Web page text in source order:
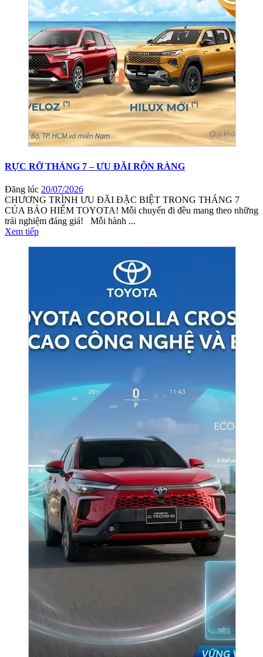
RỰC RỠ THÁNG 7 – ƯU ĐÃI RỘN RÀNG
Đăng lúc 20/07/2026
CHƯƠNG TRÌNH ƯU ĐÃI ĐẶC BIỆT TRONG THÁNG 7
CỦA BẢO HIỂM TOYOTA! Mỗi chuyến đi đều mang theo những
trải nghiệm đáng giá! Mỗi hành ...
Xem tiếp